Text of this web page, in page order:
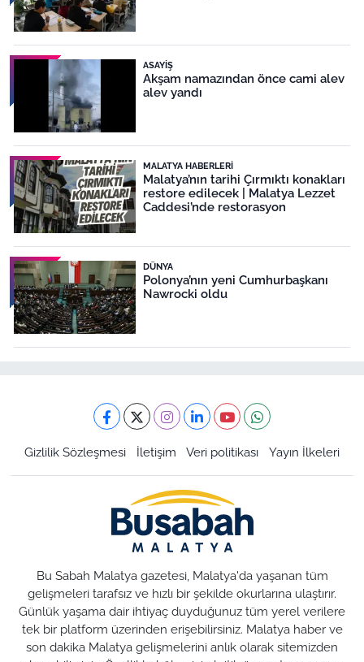
ASAYIŞ
Akşam namazından önce cami alev
alev yandı
MALATYA HABERLERI
Malatya’nın tarihi Çırmıktı konakları
restore edilecek | Malatya Lezzet
Caddesi’nde restorasyon
DÜNYA
Polonya’nın yeni Cumhurbaşkanı
Nawrocki oldu
Gizlilik Sözleşmesi İletişim Veri politikası Yayın İlkeleri
Bu Sabah Malatya gazetesi, Malatya'da yaşanan tüm
gelişmeleri tarafsız ve hızlı bir şekilde okurlarına ulaştırır.
Günlük yaşama dair ihtiyaç duyduğunuz tüm yerel verilere
tek bir platform üzerinden erişebilirsiniz. Malatya haber ve
son dakika Malatya gelişmelerini anlık olarak sitemizden